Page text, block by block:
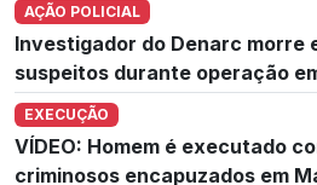
AÇÃO POLICIAL
Investigador do Denarc morre
suspeitos durante operação
EXECUÇÃO
VÍDEO: Homem é executado
criminosos encapuzados em